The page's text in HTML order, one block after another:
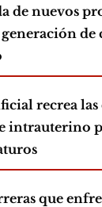
de nuevos
recrea
intrauterino
que